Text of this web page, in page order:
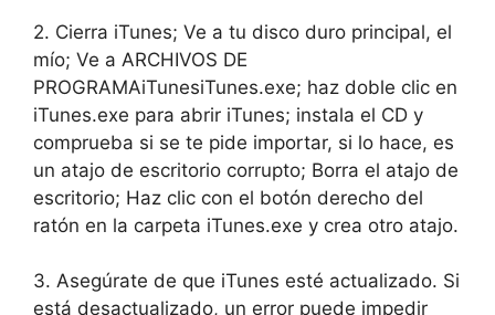
2. Cierra iTunes; Ve a tu disco duro principal, el
mío; Ve a ARCHIVOS DE
PROGRAMAiTunesiTunes.exe; haz doble clic en
iTunes.exe para abrir iTunes; instala el CD y
comprueba si se te pide importar, si lo hace, es
un atajo de escritorio corrupto; Borra el atajo de
escritorio; Haz clic con el botón derecho del
ratón en la carpeta iTunes.exe y crea otro atajo.
3. Asegúrate de que iTunes esté actualizado. Si
está desactualizado, un error puede impedir